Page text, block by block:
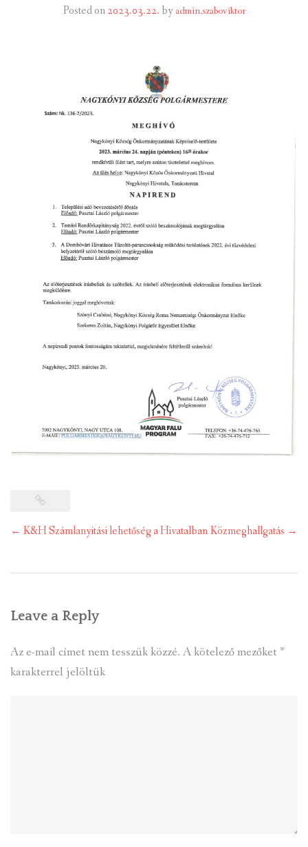
LETÖLTHETŐ NYOMTATVÁNYOK
TELEPÜLÉSIKÉPVISELŐI VAGYONNYILATKOZATOK – 2026.
VAGYONNYILATKOZATA – 2026. ÉV
Posted on2023.03.22.by admin.szaboviktor
Post
← K&H Számlanyitási lehetőség a HivatalbanKözmeghallgatás →
Leave a Reply
Az e-mail címet nem tesszük közzé. A kötelező mezőket *
karakterrel jelöltük